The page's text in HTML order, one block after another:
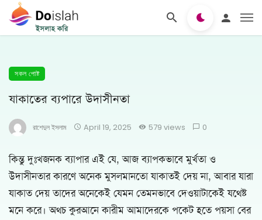
সকল পোষ্ট
যাকাতের ব্যপারে উদাসীনতা
রাশেদুল ইসলাম April 19, 2025 579 views 0
কিন্তু দুঃখজনক ব্যাপার এই যে, আজ ব্যাপকভাবে মুর্খতা ও
উদাসীনতার কারণে অনেক মুসলমানতো যাকাতই দেয় না, আবার যারা
যাকাত দেয় তাদের অনেকেই যেমন তেমনভাবে দেওয়াটাকেই যথেষ্ট
মনে করে। অথচ কুরআনে কারীম আমাদেরকে পকেট হতে পয়সা বের